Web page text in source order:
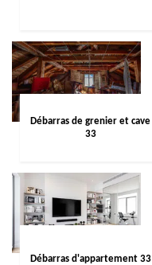
Débarras de grenier et cave
33
Débarras d'appartement 33